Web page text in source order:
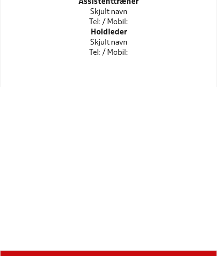
Assistenttræner
Skjult navn
Tel: / Mobil:
Holdleder
Skjult navn
Tel: / Mobil: